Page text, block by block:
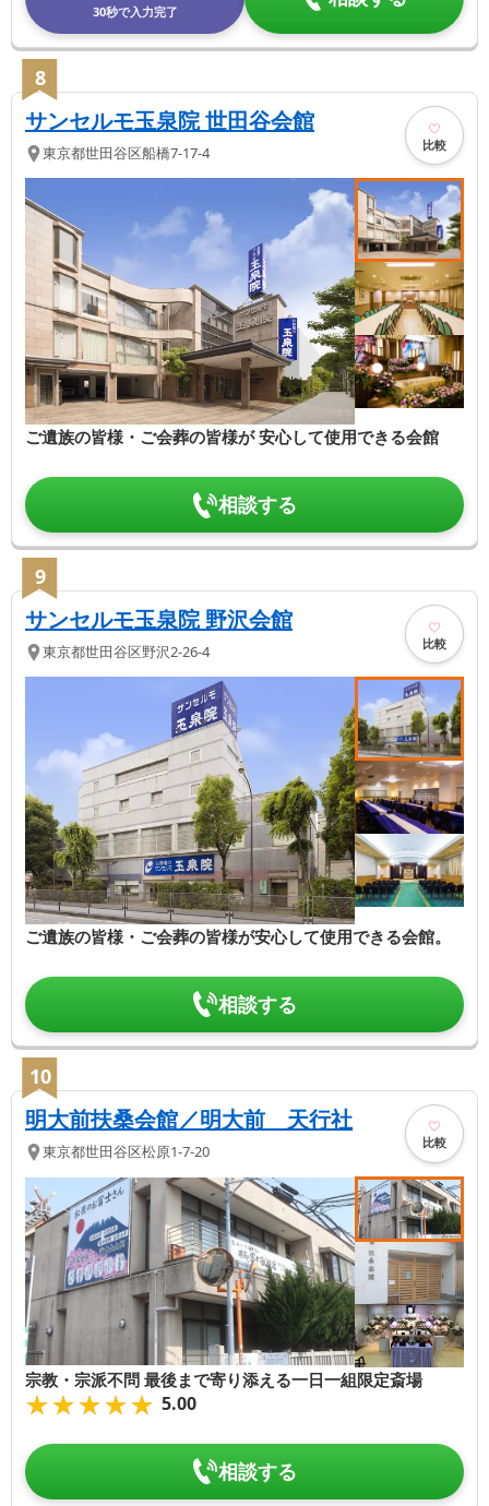
30秒で入力完了
8
サンセルモ玉泉院 世田谷会館
東京都世田谷区船橋7-17-4 比較
ご遺族の皆様・ご会葬の皆様が 安心して使用できる会館
相談する
9
サンセルモ玉泉院 野沢会館
東京都世田谷区野沢2-26-4 比較
ご遺族の皆様・ご会葬の皆様が安心して使用できる会館。
相談する
10
明大前扶桑会館／明大前 天行社
東京都世田谷区松原1-7-20 比較
宗教・宗派不問 最後まで寄り添える一日一組限定斎場
★★★★★
★★★★★ 5.00
相談する